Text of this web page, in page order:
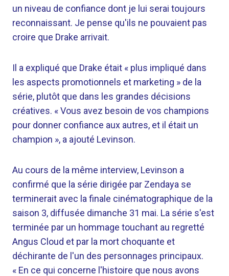
un niveau de confiance dont je lui serai toujours
reconnaissant. Je pense qu'ils ne pouvaient pas
croire que Drake arrivait.
Il a expliqué que Drake était « plus impliqué dans
les aspects promotionnels et marketing » de la
série, plutôt que dans les grandes décisions
créatives. « Vous avez besoin de vos champions
pour donner confiance aux autres, et il était un
champion », a ajouté Levinson.
Au cours de la même interview, Levinson a
confirmé que la série dirigée par Zendaya se
terminerait avec la finale cinématographique de la
saison 3, diffusée dimanche 31 mai. La série s'est
terminée par un hommage touchant au regretté
Angus Cloud et par la mort choquante et
déchirante de l'un des personnages principaux.
« En ce qui concerne l'histoire que nous avons